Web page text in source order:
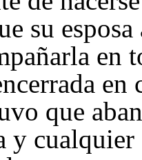
su
en
en
que
y